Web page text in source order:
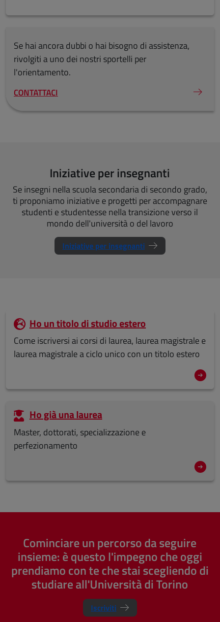
Se hai ancora dubbi o hai bisogno di assistenza,
rivolgiti a uno dei nostri sportelli per
l'orientamento.
CONTATTACI
Iniziative per insegnanti
Se insegni nella scuola secondaria di secondo grado,
ti proponiamo iniziative e progetti per accompagnare
studenti e studentesse nella transizione verso il
mondo dell'università o del lavoro
Iniziative per insegnanti
Ho un titolo di studio estero
Come iscriversi ai corsi di laurea, laurea magistrale e
laurea magistrale a ciclo unico con un titolo estero
Ho già una laurea
Master, dottorati, specializzazione e
perfezionamento
Cominciare un percorso da seguire
insieme: è questo l'impegno che oggi
prendiamo con te che stai scegliendo di
studiare all'Università di Torino
Iscriviti